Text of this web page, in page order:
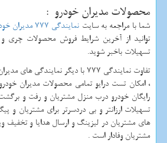
محصولات مدیران خودرو :
شما با مراجعه به سایت نمایندگی 777 مدیران خودرو
توانید از آخرین شرایط فروش محصولات چری
تسهیلات باخبر شوید.
تفاوت نمایندگی 777 با دیگر
، امکان تست درایو تمامی محصولات مدیران
رایگان خودرو درب منزل مشتریان و رفت و
تسهیلات ارزانتر و بی دردسرتر برای مشتریان و
های مشتریان در لیزینگ و ارسال هدایا و تخفیف
مشتریان وفادار است .